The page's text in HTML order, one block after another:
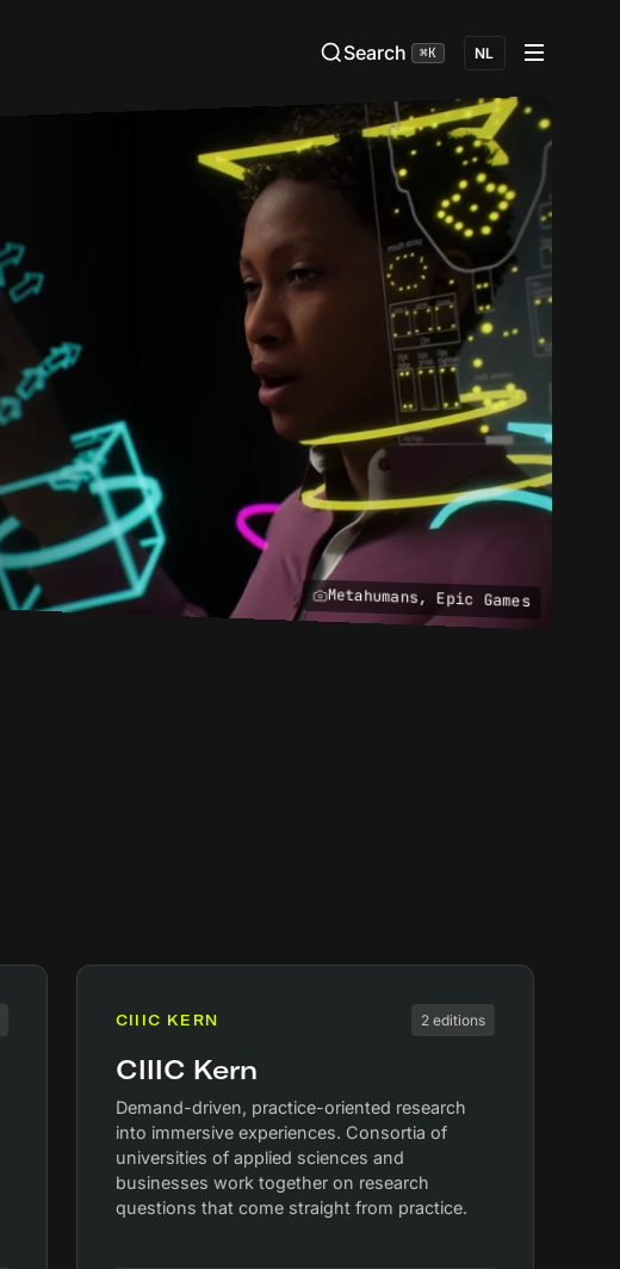
Search ⌘K NL
Metahumans, Epic Games
CIIIC KERN 2 editions
CIIIC Kern
Demand-driven, practice-oriented research
into immersive experiences. Consortia of
universities of applied sciences and
businesses work together on research
questions that come straight from practice.